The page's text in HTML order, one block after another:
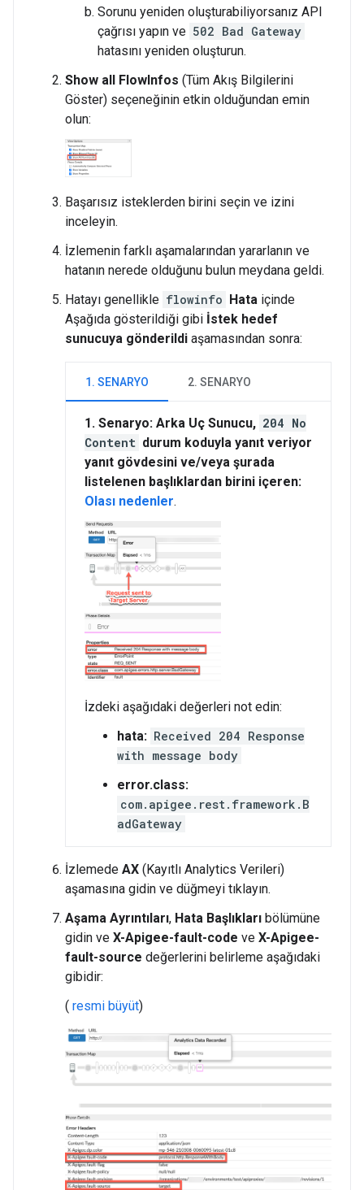
Sorunu yeniden oluşturabiliyorsanız API
çağrısı yapın ve 502 Bad Gateway
hatasını yeniden oluşturun.
Show all FlowInfos (Tüm Akış Bilgilerini
Göster) seçeneğinin etkin olduğundan emin
olun:
Başarısız isteklerden birini seçin ve izini
inceleyin.
İzlemenin farklı aşamalarından yararlanın ve
hatanın nerede olduğunu bulun meydana geldi.
Hatayı genellikle flowinfo Hata içinde
Aşağıda gösterildiği gibi İstek hedef
sunucuya gönderildi aşamasından sonra:
1. SENARYO 2. SENARYO
1. Senaryo: Arka Uç Sunucu, 204 No
Content durum koduyla yanıt veriyor
yanıt gövdesini ve/veya şurada
listelenen başlıklardan birini içeren:
Olası nedenler.
İzdeki aşağıdaki değerleri not edin:
hata: Received 204 Response
with message body
error.class:
com.apigee.rest.framework.B
adGateway
İzlemede AX (Kayıtlı Analytics Verileri)
aşamasına gidin ve düğmeyi tıklayın.
Aşama Ayrıntıları, Hata Başlıkları bölümüne
gidin ve X-Apigee-fault-code ve X-Apigee-
fault-source değerlerini belirleme aşağıdaki
gibidir:
( resmi büyüt)